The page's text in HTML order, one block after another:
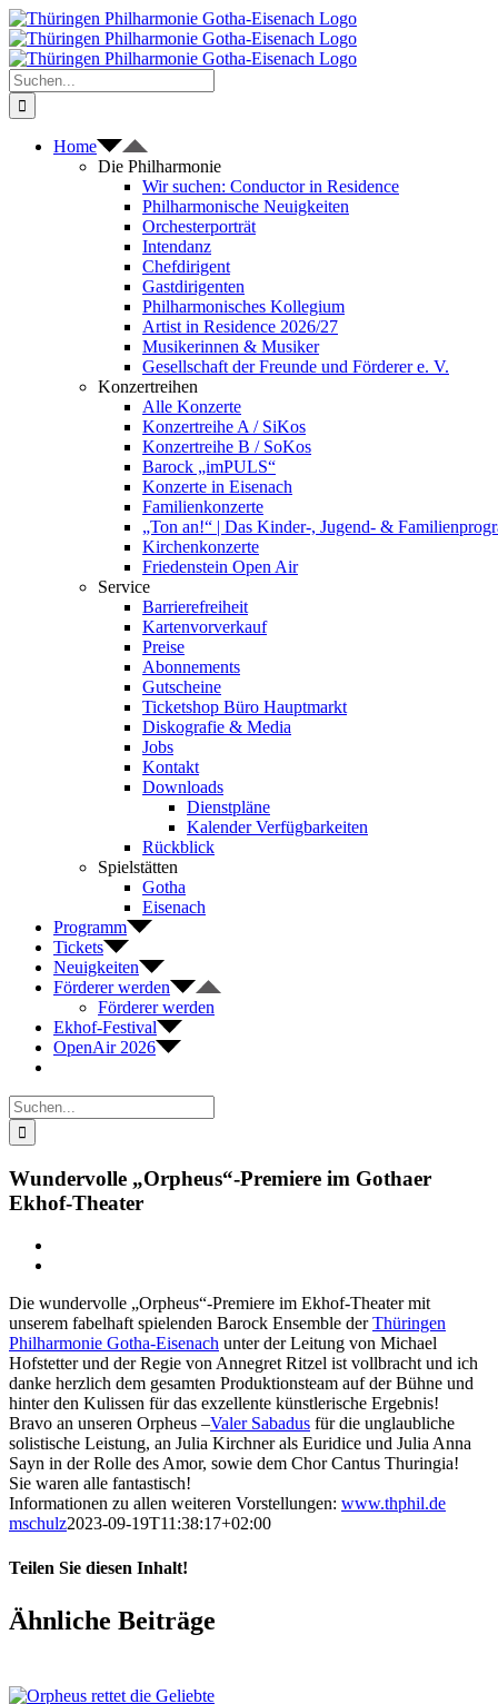
Zum
Inhalt
springen
Suche
nach:
Home
Die Philharmonie
Wir suchen: Conductor in Residence
Philharmonische Neuigkeiten
Orchesterporträt
Intendanz
Chefdirigent
Gastdirigenten
Philharmonisches Kollegium
Artist in Residence 2026/27
Musikerinnen & Musiker
Gesellschaft der Freunde und Förderer e. V.
Konzertreihen
Alle Konzerte
Konzertreihe A / SiKos
Konzertreihe B / SoKos
Barock „imPULS“
Konzerte in Eisenach
Familienkonzerte
„Ton an!“ | Das Kinder-, Jugend- &
Kirchenkonzerte
Friedenstein Open Air
Service
Barrierefreiheit
Kartenvorverkauf
Preise
Abonnements
Gutscheine
Ticketshop Büro Hauptmarkt
Diskografie & Media
Jobs
Kontakt
Downloads
Dienstpläne
Kalender Verfügbarkeiten
Rückblick
Spielstätten
Gotha
Eisenach
Programm
Tickets
Neuigkeiten
Förderer werden
Förderer werden
Ekhof-Festival
OpenAir 2026
Suche
nach:
Wundervolle „Orpheus“-Premiere im Gothaer
Ekhof-Theater
Die wundervolle „Orpheus“-Premiere im Ekhof-Theater mit
unserem fabelhaft spielenden Barock Ensemble derThüringen
Philharmonie Gotha-Eisenach unter der Leitung von Michael
Hofstetter und der Regie von Annegret Ritzel ist vollbracht und ich
danke herzlich dem gesamten Produktionsteam auf der Bühne und
hinter den Kulissen für das exzellente künstlerische Ergebnis!
Bravo an unseren Orpheus –Valer Sabadus für die unglaubliche
solistische Leistung, an Julia Kirchner als Euridice und Julia Anna
Sayn in der Rolle des Amor, sowie dem Chor Cantus Thuringia!
Sie waren alle fantastisch!
Informationen zu allen weiteren Vorstellungen: www.thphil.de
mschulz2023-09-19T11:38:17+02:00
Teilen Sie diesen Inhalt!
Facebook
X
LinkedIn
E-
Mail
Ähnliche Beiträge